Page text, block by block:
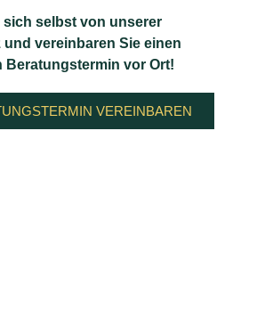
sich selbst von unserer
und vereinbaren Sie einen
Beratungstermin vor Ort!
VEREINBAREN